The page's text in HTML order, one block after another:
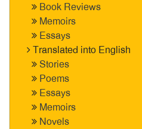
Book Reviews
Memoirs
Essays
Translated into English
Stories
Poems
Essays
Memoirs
Novels